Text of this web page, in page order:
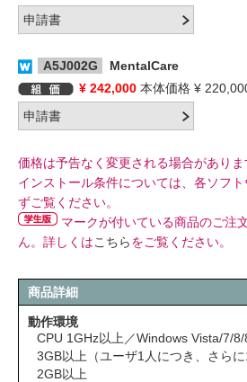
A5J002G
MentalCare
¥ 242,000 本体価格 ¥
価格は予告なく変更される場合がありま
インストール条件については、各ソフ
ずご覧ください。
マークが付いている商品のご注
ん。詳しくはこちらをご覧ください。
商品詳細
動作環境
CPU 1GHz以上／Windows Vista/7/8/
3GB以上（ユーザ1人につき、さらに
2GB以上